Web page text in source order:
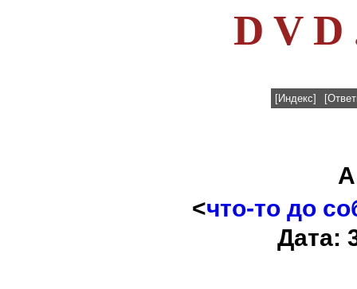
D V D
[Индекс]
<что-то до
Дата: